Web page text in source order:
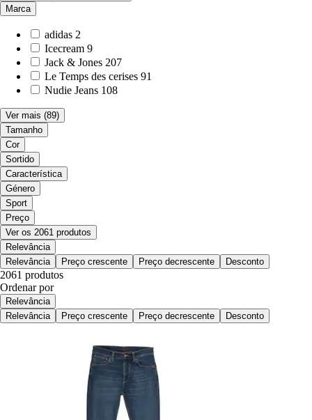
Marca
adidas 2
Icecream 9
Jack & Jones 207
Le Temps des cerises 91
Nudie Jeans 108
Ver mais (89)
Tamanho
Cor
Sortido
Característica
Género
Sport
Preço
Ver os 2061 produtos
Relevância
Relevância
Preço crescente Preço decrescente Desconto
2061 produtos
Ordenar por
Relevância
Relevância
Preço crescente Preço decrescente Desconto